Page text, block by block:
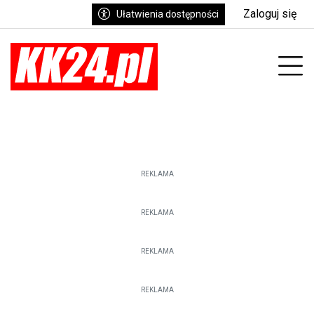
Ułatwienia dostępności Zaloguj się
REKLAMA
REKLAMA
REKLAMA
REKLAMA